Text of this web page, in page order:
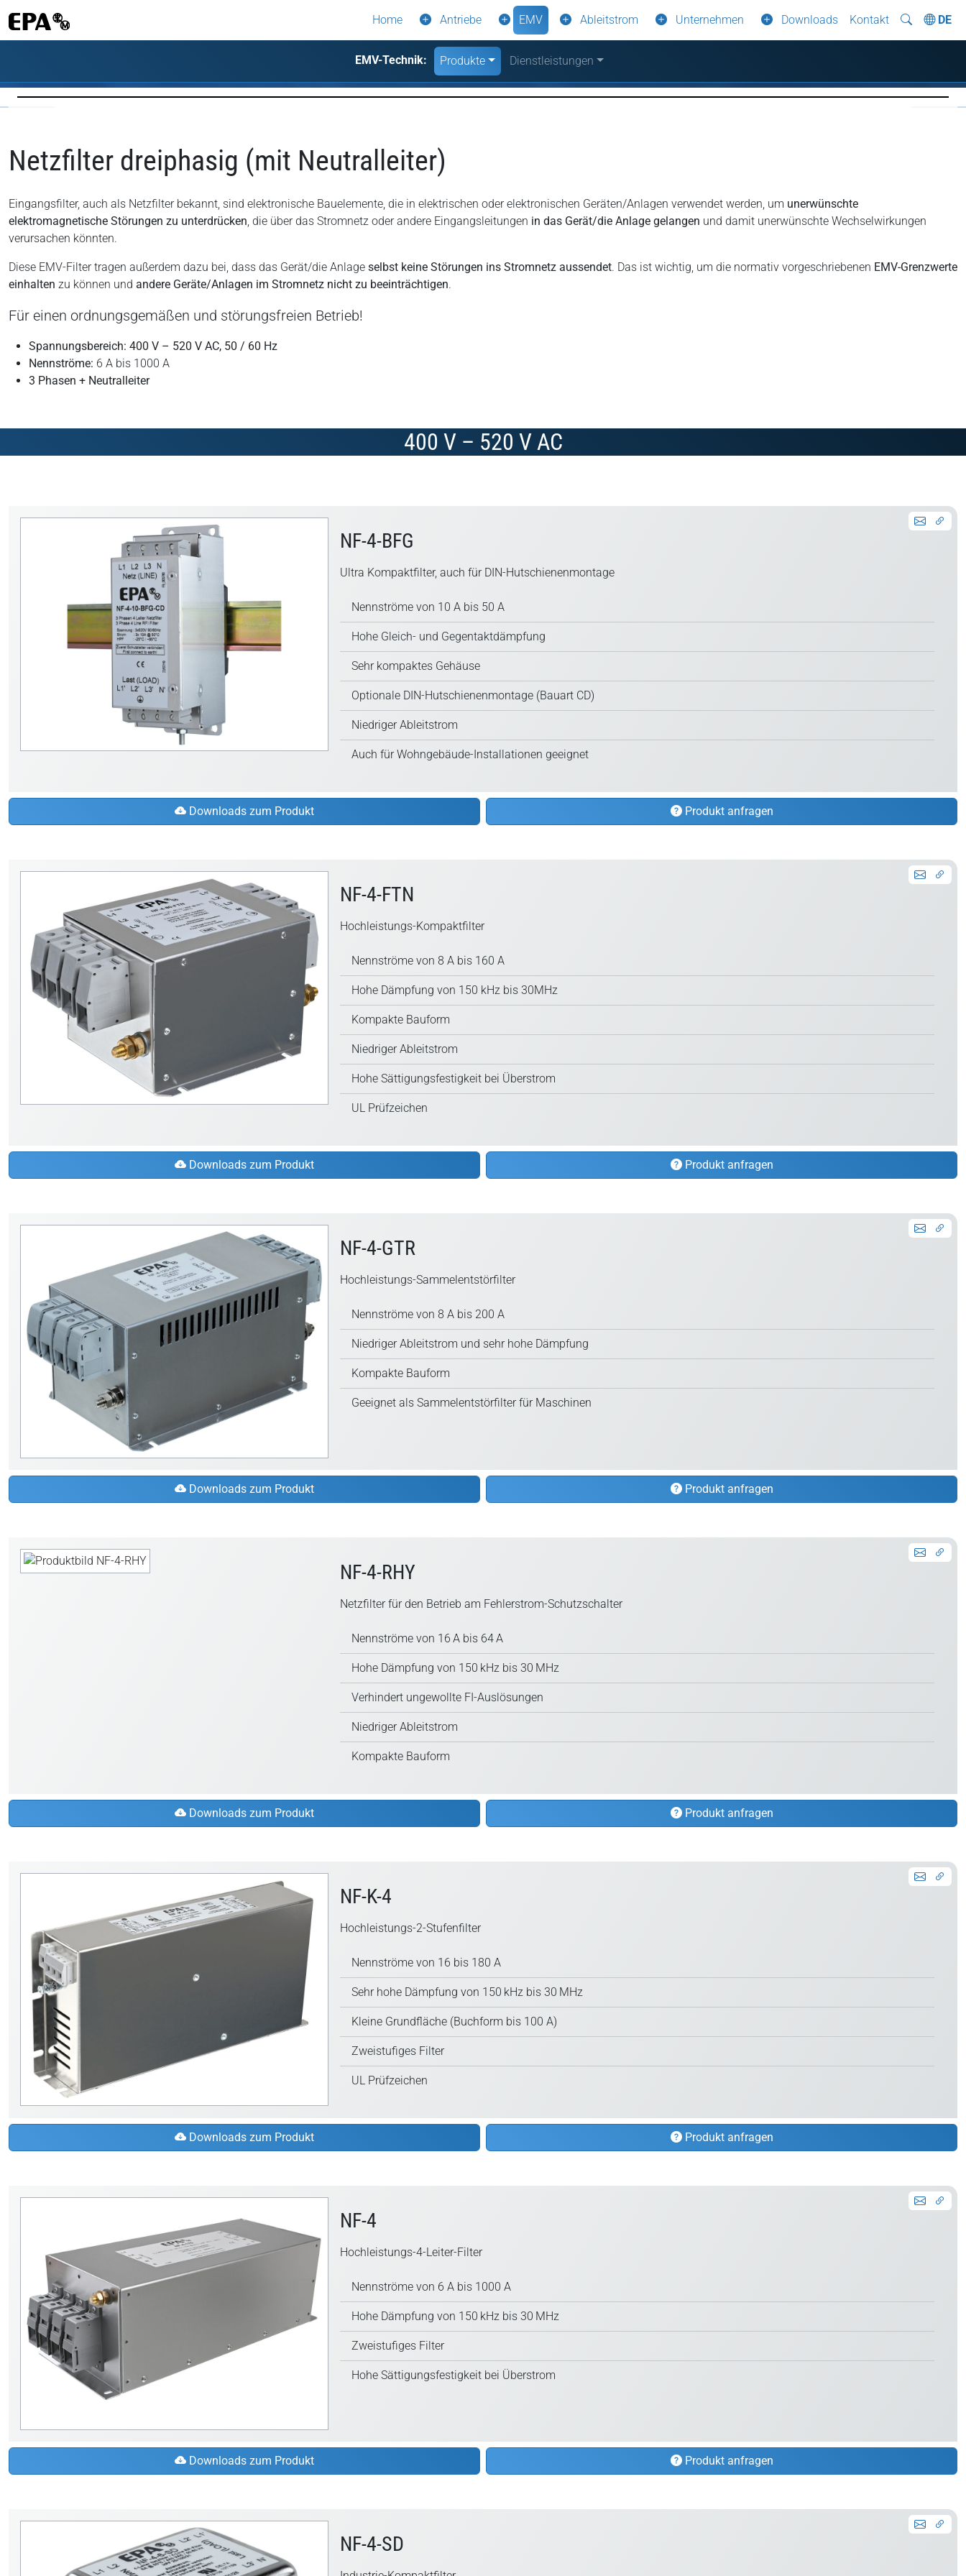
Home Antriebe EMV Ableitstrom Unternehmen Downloads Kontakt DE
EMV-Technik: Produkte Dienstleistungen
Netzfilter dreiphasig (mit Neutralleiter)
Eingangsfilter, auch als Netzfilter bekannt, sind elektronische Bauelemente, die in elektrischen oder elektronischen Geräten/Anlagen verwendet werden, um unerwünschte
elektromagnetische Störungen zu unterdrücken, die über das Stromnetz oder andere Eingangsleitungen in das Gerät/die Anlage gelangen und damit unerwünschte Wechselwirkungen
verursachen könnten.
Diese EMV-Filter tragen außerdem dazu bei, dass das Gerät/die Anlage selbst keine Störungen ins Stromnetz aussendet. Das ist wichtig, um die normativ vorgeschriebenen EMV-Grenzwerte
einhalten zu können und andere Geräte/Anlagen im Stromnetz nicht zu beeinträchtigen.
Für einen ordnungsgemäßen und störungsfreien Betrieb!
Spannungsbereich: 400 V – 520 V AC, 50 / 60 Hz
Nennströme: 6 A bis 1000 A
3 Phasen + Neutralleiter
400 V – 520 V AC
NF-4-BFG
Ultra Kompaktfilter, auch für DIN-Hutschienenmontage
Nennströme von 10 A bis 50 A
Hohe Gleich- und Gegentaktdämpfung
Sehr kompaktes Gehäuse
Optionale DIN-Hutschienenmontage (Bauart CD)
Niedriger Ableitstrom
Auch für Wohngebäude-Installationen geeignet
Downloads zum Produkt Produkt anfragen
NF-4-FTN
Hochleistungs-Kompaktfilter
Nennströme von 8 A bis 160 A
Hohe Dämpfung von 150 kHz bis 30MHz
Kompakte Bauform
Niedriger Ableitstrom
Hohe Sättigungsfestigkeit bei Überstrom
UL Prüfzeichen
Downloads zum Produkt Produkt anfragen
NF-4-GTR
Hochleistungs-Sammelentstörfilter
Nennströme von 8 A bis 200 A
Niedriger Ableitstrom und sehr hohe Dämpfung
Kompakte Bauform
Geeignet als Sammelentstörfilter für Maschinen
Downloads zum Produkt Produkt anfragen
NF-4-RHY
Netzfilter für den Betrieb am Fehlerstrom-Schutzschalter
Nennströme von 16 A bis 64 A
Hohe Dämpfung von 150 kHz bis 30 MHz
Verhindert ungewollte FI-Auslösungen
Niedriger Ableitstrom
Kompakte Bauform
Downloads zum Produkt Produkt anfragen
NF-K-4
Hochleistungs-2-Stufenfilter
Nennströme von 16 bis 180 A
Sehr hohe Dämpfung von 150 kHz bis 30 MHz
Kleine Grundfläche (Buchform bis 100 A)
Zweistufiges Filter
UL Prüfzeichen
Downloads zum Produkt Produkt anfragen
NF-4
Hochleistungs-4-Leiter-Filter
Nennströme von 6 A bis 1000 A
Hohe Dämpfung von 150 kHz bis 30 MHz
Zweistufiges Filter
Hohe Sättigungsfestigkeit bei Überstrom
Downloads zum Produkt Produkt anfragen
NF-4-SD